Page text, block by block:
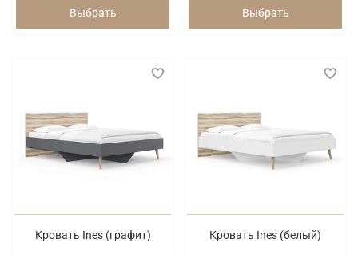
Выбрать Выбрать
Кровать Ines (графит) Кровать Ines (белый)